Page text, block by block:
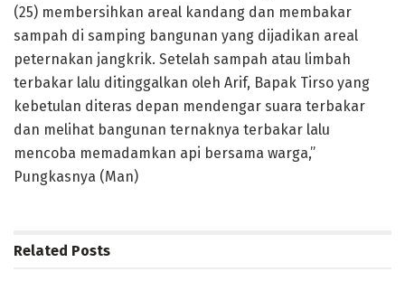
(25) membersihkan areal kandang dan membakar
sampah di samping bangunan yang dijadikan areal
peternakan jangkrik. Setelah sampah atau limbah
terbakar lalu ditinggalkan oleh Arif, Bapak Tirso yang
kebetulan diteras depan mendengar suara terbakar
dan melihat bangunan ternaknya terbakar lalu
mencoba memadamkan api bersama warga,”
Pungkasnya (Man)
Related Posts